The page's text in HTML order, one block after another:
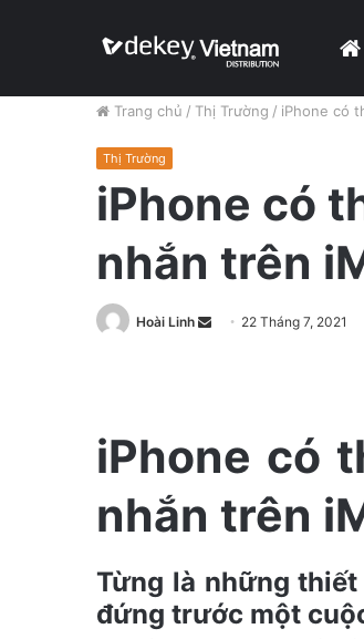
Trang chủ / Thị Trường / iPhone có
Thị Trường
iPhone có
nhắn trên
Hoài Linh
n
m
22 Tháng 7, 2021
iPhone có
nhắn trên
Từng là những
đứng trước một